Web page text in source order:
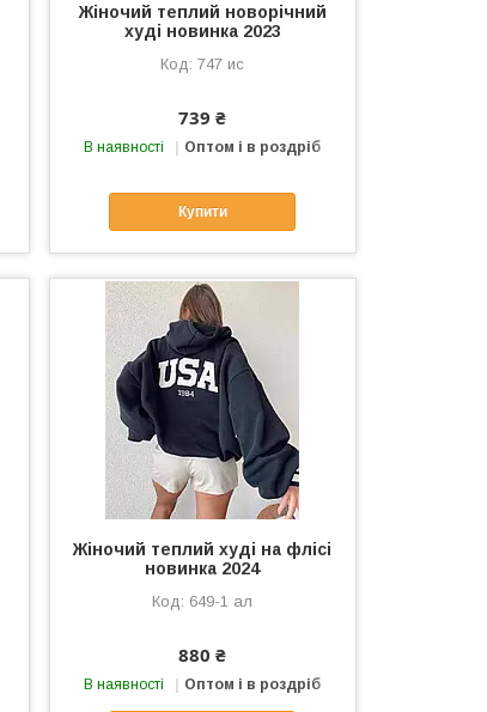
Жіночий теплий новорічний
худі новинка 2023
747 ис
739 ₴
В наявності Оптом і в роздріб
Купити
Жіночий теплий худі на флісі
новинка 2024
649-1 ал
880 ₴
В наявності Оптом і в роздріб